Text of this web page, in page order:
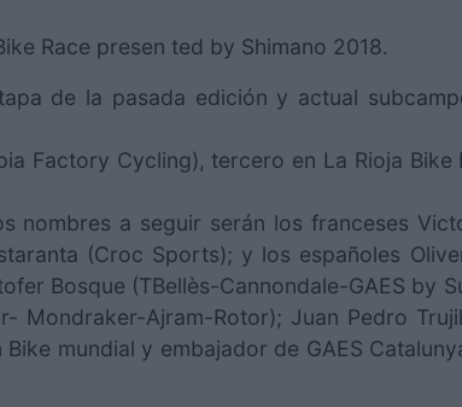
Race presen ted by Shimano 2018.
de la pasada edición y actual
Factory Cycling), tercero en La Rioja Bike
nombres a seguir serán los franceses
(Croc Sports); y los españoles
Bosque (TBellès-Cannondale-GAES by
Mondraker-Ajram-Rotor); Juan Pedro
mundial y embajador de GAES